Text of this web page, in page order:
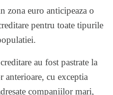
zona euro anticipeaza o
pentru toate tipurile
au fost pastrate la
cu exceptia
companiilor mari,